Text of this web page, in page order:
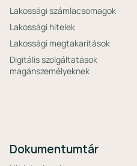
Lakossági számlacsomagok
Lakossági hitelek
Lakossági megtakarítások
Digitális szolgáltatások
magánszemélyeknek
Dokumentumtár